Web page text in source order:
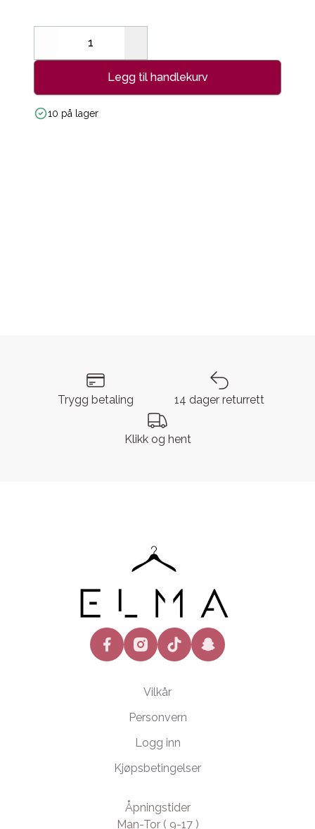
Decrease
Legg til handlekurv
10 på lager
Trygg betaling 14 dager returrett
Klikk og hent
facebookinstagramtiktok snapchat
Vilkår
Personvern
Logg inn
Kjøpsbetingelser
Åpningstider
Man-Tor ( 9-17 )